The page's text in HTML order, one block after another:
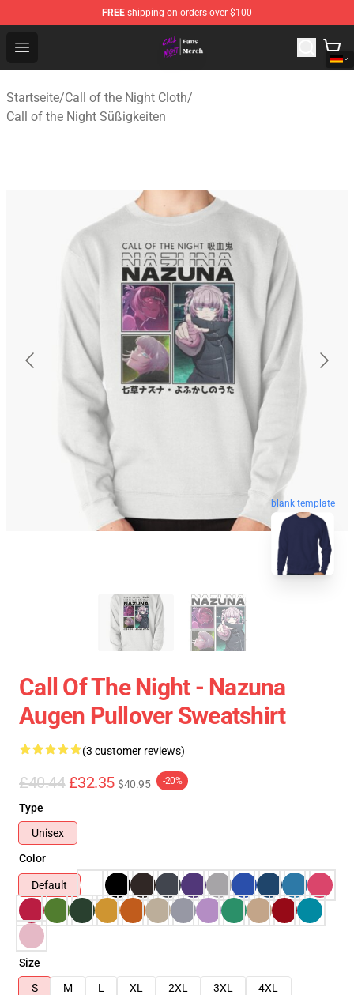
FREE shipping on orders over $100
Open menu
Call of the Night Store - Official Call of the Night
Startseite/Call of the Night Cloth/
Call of the Night Süßigkeiten
blank template
Call Of The Night - Nazuna
Augen Pullover Sweatshirt
(3 customer reviews)
£40.44 £32.35 $40.95 -20%
Type
Unisex
Color
Default
Size
S
M L XL 2XL 3XL
4XL